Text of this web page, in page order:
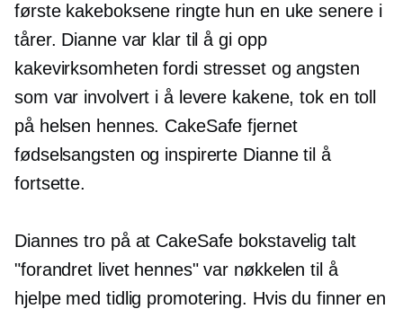
første kakeboksene ringte hun en uke senere i
tårer. Dianne var klar til å gi opp
kakevirksomheten fordi stresset og angsten
som var involvert i å levere kakene, tok en toll
på helsen hennes. CakeSafe fjernet
fødselsangsten og inspirerte Dianne til å
fortsette.
Diannes tro på at CakeSafe bokstavelig talt
"forandret livet hennes" var nøkkelen til å
hjelpe med tidlig promotering. Hvis du finner en